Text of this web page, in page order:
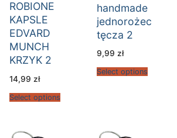
ROBIONE
KAPSLE
EDVARD
MUNCH
KRZYK 2
14,99 zł
Select options
handmade
jednorożec
tęcza 2
9,99 zł
Select options